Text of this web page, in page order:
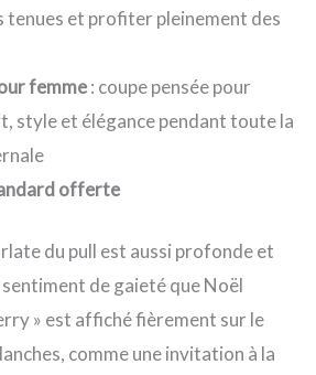
tenues et profiter pleinement des
femme: coupe pensée pour
style et élégance pendant toute la
offerte
du pull est aussi profonde et
de gaieté que Noël
» est affiché fièrement sur le
comme une invitation à la